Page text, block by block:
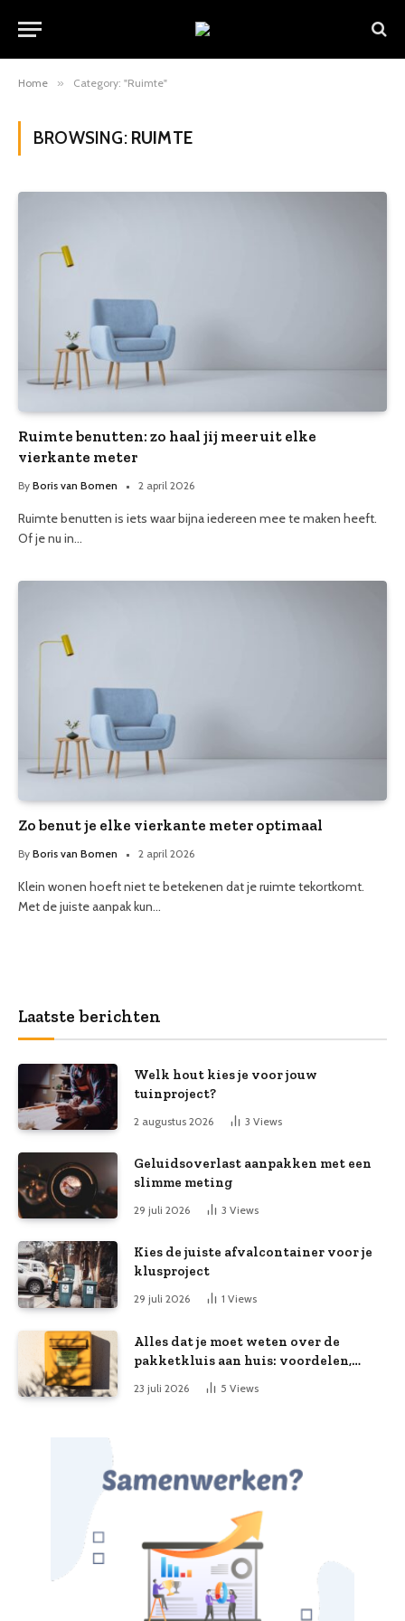
Home » Category: "Ruimte"
BROWSING: RUIMTE
Ruimte benutten: zo haal jij meer uit elke
vierkante meter
By Boris van Bomen 2 april 2026
Ruimte benutten is iets waar bijna iedereen mee te maken heeft.
Of je nu in…
Zo benut je elke vierkante meter optimaal
By Boris van Bomen 2 april 2026
Klein wonen hoeft niet te betekenen dat je ruimte tekortkomt.
Met de juiste aanpak kun…
Laatste berichten
Welk hout kies je voor jouw
tuinproject?
2 augustus 2026 3 Views
Geluidsoverlast aanpakken met een
slimme meting
29 juli 2026 3 Views
Kies de juiste afvalcontainer voor je
klusproject
29 juli 2026 1 Views
Alles dat je moet weten over de
pakketkluis aan huis: voordelen,
kooptips en belang
23 juli 2026 5 Views